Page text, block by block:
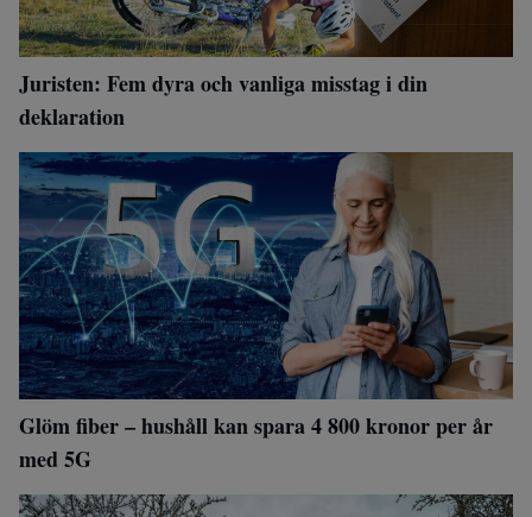
Juristen: Fem dyra och vanliga misstag i din
deklaration
Glöm fiber – hushåll kan spara 4 800 kronor per år
med 5G